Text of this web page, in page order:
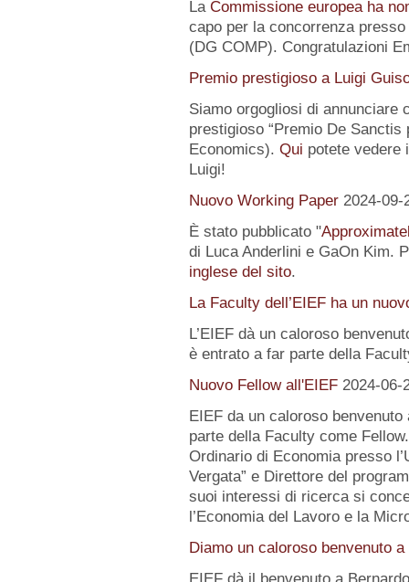
La Commissione europea ha
capo per la concorrenza
(DG COMP). Congratulazioni
Premio prestigioso a Luigi
Siamo orgogliosi di annunciare
prestigioso “Premio De
Economics). Qui potete vedere
Luigi!
Nuovo Working Paper 2024-09-
È stato pubblicato "
di Luca Anderlini e GaOn Kim.
inglese del sito.
La Faculty dell’EIEF ha un
L’EIEF dà un caloroso
è entrato a far parte della
Nuovo Fellow all'EIEF 2024-06-
EIEF da un caloroso
parte della Faculty come
Ordinario di Economia presso
Vergata” e Direttore del
suoi interessi di ricerca si
l’Economia del Lavoro e la
Diamo un caloroso benvenuto